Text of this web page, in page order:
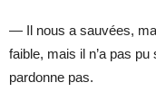
— Il nous a sauvées,
faible, mais il n’a pas
pardonne pas.